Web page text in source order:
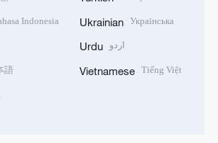
Indonesia
語
Ukrainian Українська
Urdu اردو
Vietnamese Tiếng Việt